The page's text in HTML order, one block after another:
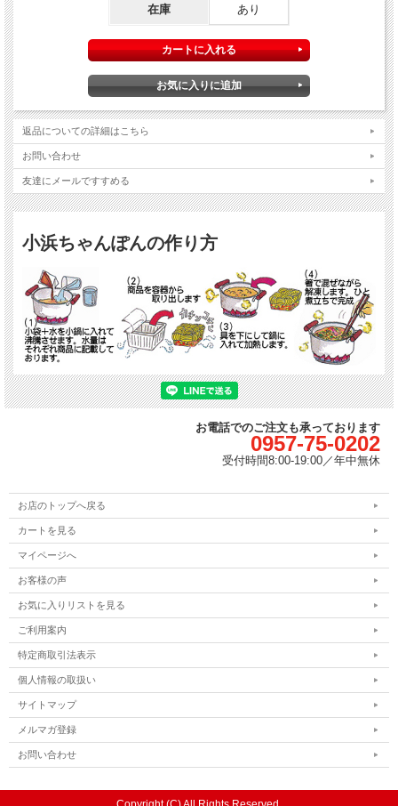
小麦粉、かんすい(唐あく)、食塩、着色料(クチナシ)
キャベツ、もやし、きくらげ、豚肉、竹輪、はんぺん、いか、殻付海老
縮したスープ、食塩、醤油、調味料(アミノ酸等)
小袋
その他 原材料の一部に大豆を含む
在庫 あり
返品についての詳細はこちら
お問い合わせ
友達にメールですすめる
小浜ちゃんぽんの作り方
お電話でのご注文も承っております
0957-75-0202
受付時間8:00-19:00／年中無休
お店のトップへ戻る
カートを見る
マイページへ
お客様の声
お気に入りリストを見る
ご利用案内
特定商取引法表示
個人情報の取扱い
サイトマップ
メルマガ登録
お問い合わせ